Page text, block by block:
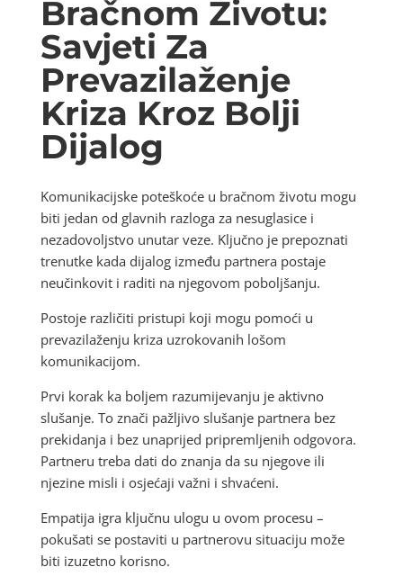
Bračnom Životu:
Savjeti Za
Prevazilaženje
Kriza Kroz Bolji
Dijalog
Komunikacijske poteškoće u bračnom životu mogu
biti jedan od glavnih razloga za nesuglasice i
nezadovoljstvo unutar veze. Ključno je prepoznati
trenutke kada dijalog između partnera postaje
neučinkovit i raditi na njegovom poboljšanju.
Postoje različiti pristupi koji mogu pomoći u
prevazilaženju kriza uzrokovanih lošom
komunikacijom.
Prvi korak ka boljem razumijevanju je aktivno
slušanje. To znači pažljivo slušanje partnera bez
prekidanja i bez unaprijed pripremljenih odgovora.
Partneru treba dati do znanja da su njegove ili
njezine misli i osjećaji važni i shvaćeni.
Empatija igra ključnu ulogu u ovom procesu –
pokušati se postaviti u partnerovu situaciju može
biti izuzetno korisno.